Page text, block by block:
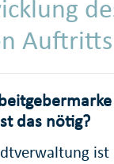
Auftritts
das nötig?